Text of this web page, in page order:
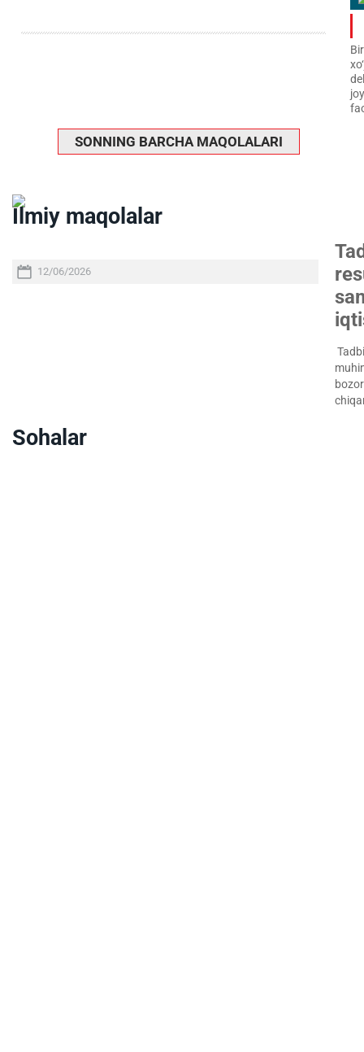
SONNING BARCHA MAQOLALARI
Ilmiy maqolalar
12/06/2026
Sohalar